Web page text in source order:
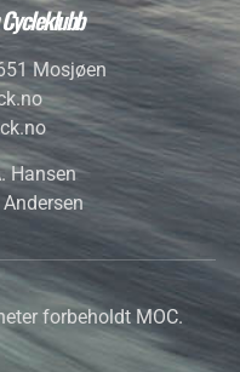
Mosjøen
Hansen
Andersen
forbeholdt MOC.